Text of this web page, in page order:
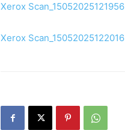
Xerox Scan_15052025121956
Xerox Scan_15052025122016